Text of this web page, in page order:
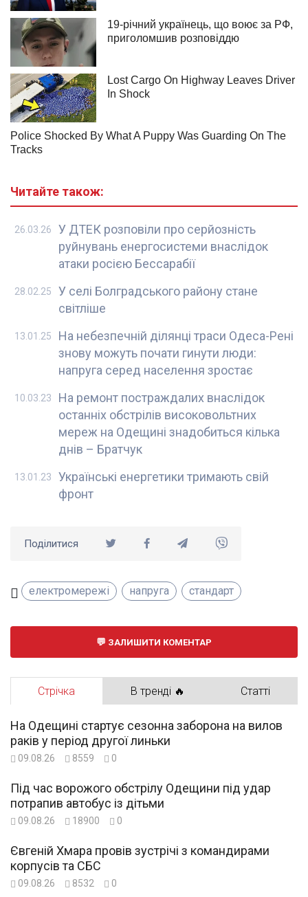
Читайте також:
У ДТЕК розповіли про серйозність
руйнувань енергосистеми внаслідок
атаки росією Бессарабії
26.03.26
У селі Болградського району стане
світліше
28.02.25
На небезпечній ділянці траси Одеса-Рені
знову можуть почати гинути люди:
напруга серед населення зростає
13.01.25
На ремонт постраждалих внаслідок
останніх обстрілів високовольтних
мереж на Одещині знадобиться кілька
днів – Братчук
10.03.23
Українські енергетики тримають свій
фронт
13.01.23
Поділитися
електромережі напруга стандарт
ЗАЛИШИТИ КОМЕНТАР
Стрічка В тренді 🔥 Статті
На Одещині стартує сезонна заборона на вилов
раків у період другої линьки
09.08.26 8559 0
Під час ворожого обстрілу Одещини під удар
потрапив автобус із дітьми
09.08.26 18900 0
Євгеній Хмара провів зустрічі з командирами
корпусів та СБС
09.08.26 8532 0